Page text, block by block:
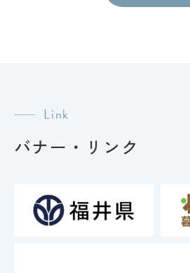
Link
バナー・リンク